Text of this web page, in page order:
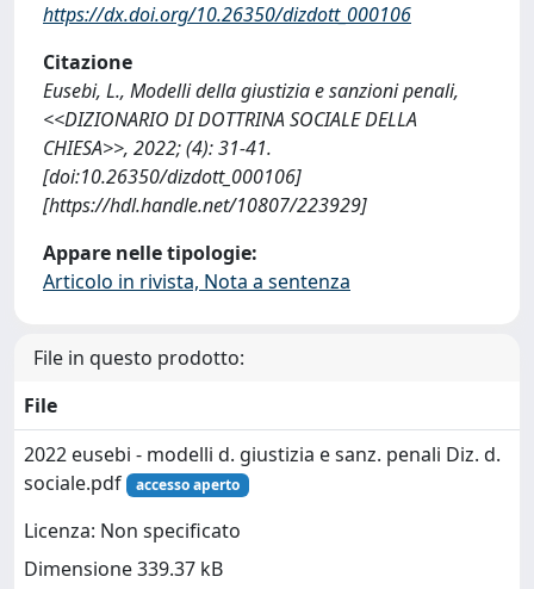
https://dx.doi.org/10.26350/dizdott_000106
Citazione
Eusebi, L., Modelli della giustizia e sanzioni penali,
<<DIZIONARIO DI DOTTRINA SOCIALE DELLA
CHIESA>>, 2022; (4): 31-41.
[doi:10.26350/dizdott_000106]
[https://hdl.handle.net/10807/223929]
Appare nelle tipologie:
Articolo in rivista, Nota a sentenza
File in questo prodotto:
File
2022 eusebi - modelli d. giustizia e sanz. penali Diz. d.
sociale.pdf
accesso aperto
Licenza: Non specificato
Dimensione 339.37 kB